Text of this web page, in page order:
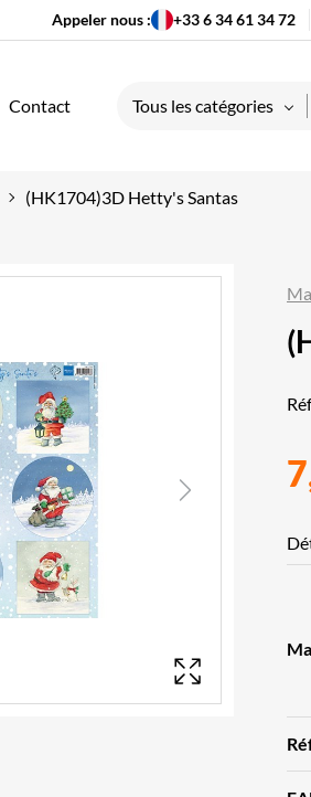
Appeler nous : +33 6 34 61 34 72
Contact Tous les catégories
(HK1704)3D Hetty's Santas
Next